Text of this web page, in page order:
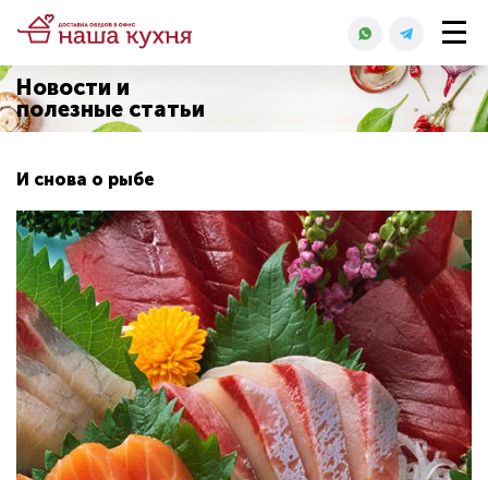
Новости и
полезные статьи
И снова о рыбе